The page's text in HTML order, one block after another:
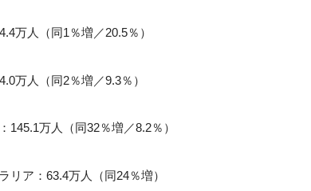
万人（同1％増／20.5％）
万人（同2％増／9.3％）
145.1万人（同32％増／8.2％）
リア：63.4万人（同24％増）